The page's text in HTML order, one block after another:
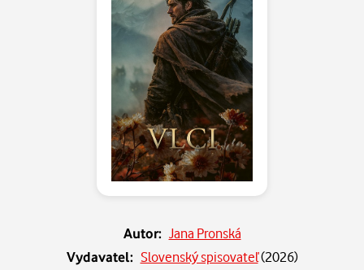
Autor: Jana Pronská
Vydavatel: Slovenský spisovateľ(2026)